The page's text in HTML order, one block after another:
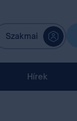
Szakmai
Hírek